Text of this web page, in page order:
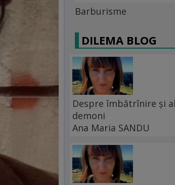
Barburisme
DILEMA BLOG
Despre îmbătrînire și
demoni
Ana Maria SANDU